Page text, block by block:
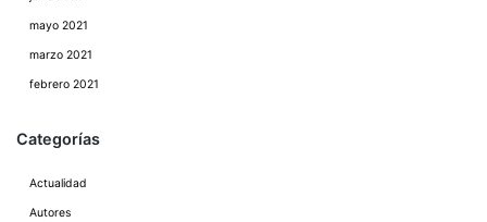
mayo 2021
marzo 2021
febrero 2021
Categorías
Actualidad
Autores